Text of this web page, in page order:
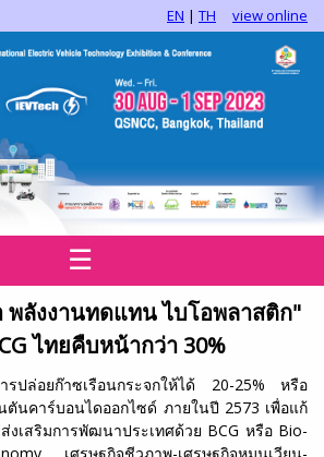
EN | TH view online
☰
ลังงานทดแทน ไบโอพลาสติก"
ไทยคืบหน้ากว่า 30%
ารปล่อยก๊าซเรือนกระจกให้ได้ 20-25% หรือ
ตันคาร์บอนไดออกไซด์ ภายในปี 2573 เพื่อแก้
เสริมการพัฒนาประเทศด้วย BCG หรือ Bio-